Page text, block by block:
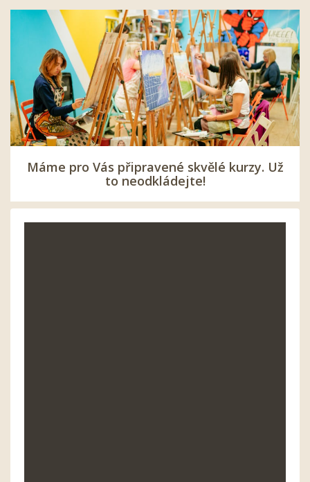
Máme pro Vás připravené skvělé kurzy. Už
to neodkládejte!